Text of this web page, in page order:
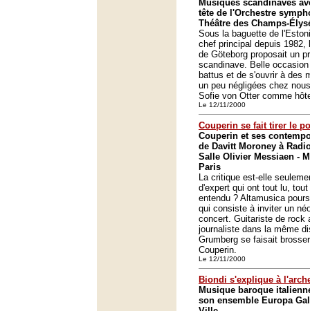
Musiques scandinaves
tête de l'Orchestre
Théâtre des Champs-
Sous la baguette de
chef principal depuis 1982,
de Göteborg proposait un
scandinave. Belle
battus et de s'ouvrir à des
un peu négligées chez
Sofie von Otter comme
Le 12/11/2000
Couperin se fait tirer le
Couperin et ses
de Davitt Moroney à
Salle Olivier Messiaen -
Paris
La critique est-elle
d'expert qui ont tout lu,
entendu ? Altamusica
qui consiste à inviter un
concert. Guitariste de rock
journaliste dans la même
Grumberg se faisait
Couperin.
Le 12/11/2000
Biondi s'explique à
Musique baroque
son ensemble Europa